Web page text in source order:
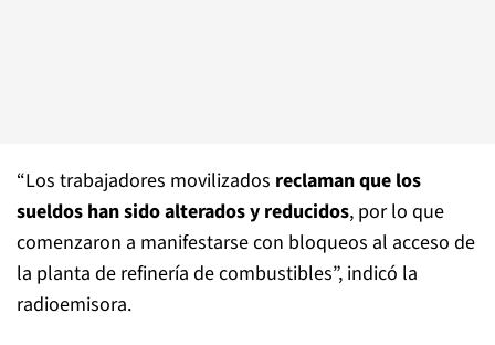
“Los trabajadores movilizados reclaman que los
sueldos han sido alterados y reducidos, por lo que
comenzaron a manifestarse con bloqueos al acceso de
la planta de refinería de combustibles”, indicó la
radioemisora.